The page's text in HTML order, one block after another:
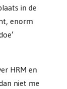
in de
enorm
HRM en
niet me